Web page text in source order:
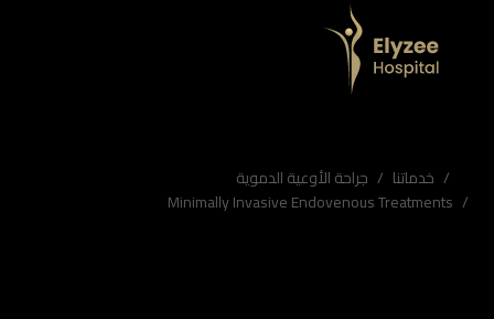
خدماتنا
جراحة الأوعية الدموية
Minimally Invasive Endovenous Treatments